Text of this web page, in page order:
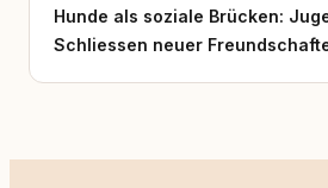
Hunde als soziale Brücken:
Schliessen neuer